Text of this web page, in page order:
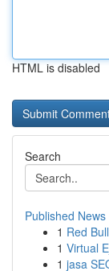
HTML is disabled
Search
Published News
1
1 Virtual
1 jasa